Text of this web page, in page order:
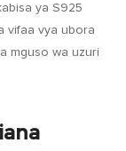
ya S925
vifaa vya ubora
mguso wa uzuri